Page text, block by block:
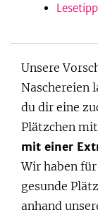
Unsere
Naschereien
du dir eine
Plätzchen
mit einer
Wir haben
gesunde
anhand